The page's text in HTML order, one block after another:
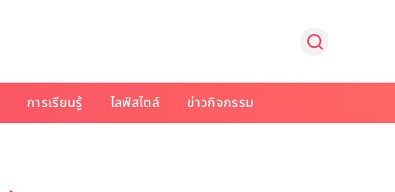
การเรียนรู้ ไลฟ์สไตล์ ข่าวกิจกรรม